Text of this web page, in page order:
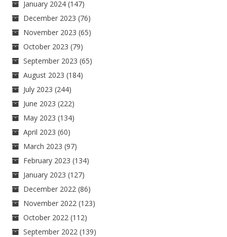
January 2024 (147)
December 2023 (76)
November 2023 (65)
October 2023 (79)
September 2023 (65)
August 2023 (184)
July 2023 (244)
June 2023 (222)
May 2023 (134)
April 2023 (60)
March 2023 (97)
February 2023 (134)
January 2023 (127)
December 2022 (86)
November 2022 (123)
October 2022 (112)
September 2022 (139)